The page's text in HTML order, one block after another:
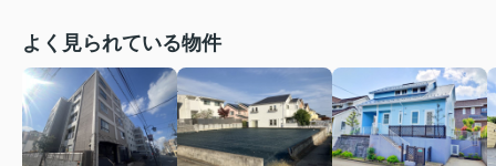
よく見られている物件